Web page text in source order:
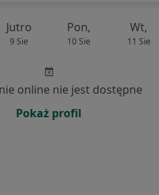
Jutro
9 Sie
Pon,
10 Sie
Wt,
11 Sie
online nie jest dostępne
Pokaż profil